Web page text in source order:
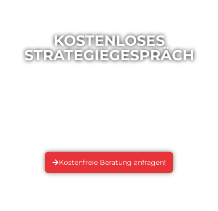
KOSTENLOSES
STRATEGIEGESPRÄCH
Kostenfreie Beratung anfragen!